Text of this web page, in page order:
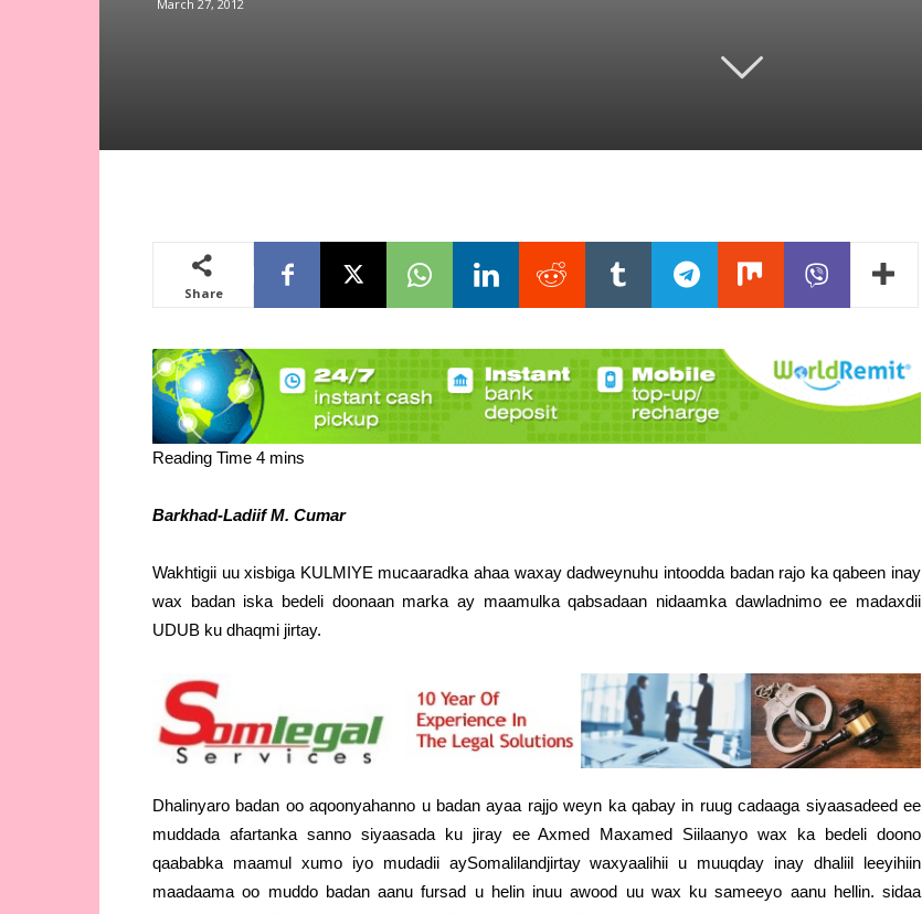
March 27, 2012
Share
Barkhad-Ladiif M. Cumar
Wakhtigii uu xisbiga KULMIYE mucaaradka ahaa waxay dadweynuhu intoodda badan rajo ka qabeen inay
wax badan iska bedeli doonaan marka ay maamulka qabsadaan nidaamka dawladnimo ee madaxdii
UDUB ku dhaqmi jirtay.
Dhalinyaro badan oo aqoonyahanno u badan ayaa rajjo weyn ka qabay in ruug cadaaga siyaasadeed ee
muddada afartanka sanno siyaasada ku jiray ee Axmed Maxamed Siilaanyo wax ka bedeli doono
qaababka maamul xumo iyo mudadii aySomalilandjirtay waxyaalihii u muuqday inay dhaliil leeyihiin
maadaama oo muddo badan aanu fursad u helin inuu awood uu wax ku sameeyo aanu hellin. sidaa